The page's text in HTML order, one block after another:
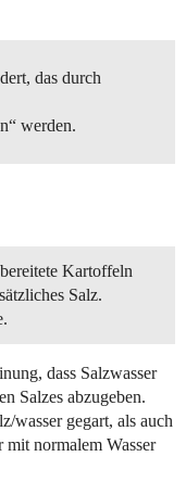
das durch
werden.
Kartoffeln
Salz.
dass Salzwasser
Salzes abzugeben.
wasser gegart, als auch
mit normalem Wasser